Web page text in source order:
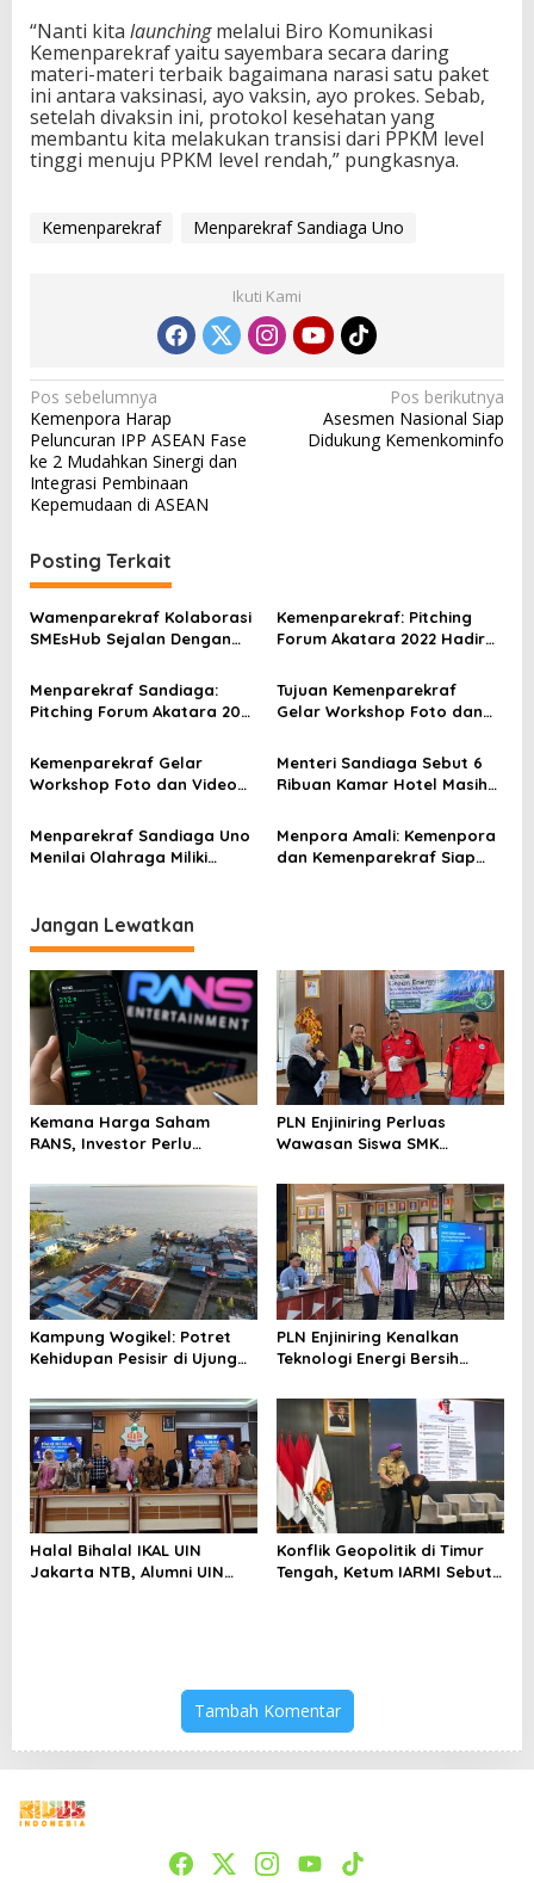
“Nanti kita launchingmelalui Biro Komunikasi
Kemenparekraf yaitu sayembara secara daring
materi-materi terbaik bagaimana narasi satu paket
ini antara vaksinasi, ayo vaksin, ayo prokes. Sebab,
setelah divaksin ini, protokol kesehatan yang
membantu kita melakukan transisi dari PPKM level
tinggi menuju PPKM level rendah,” pungkasnya.
Kemenparekraf Menparekraf Sandiaga Uno
Ikuti Kami
N
a
v
i
a
s
i
o
Pos sebelumnya
Kemenpora Harap
Peluncuran IPP ASEAN Fase
ke 2 Mudahkan Sinergi dan
Integrasi Pembinaan
Kepemudaan di ASEAN
Pos berikutnya
Asesmen Nasional Siap
Didukung Kemenkominfo
Posting Terkait
Wamenparekraf Kolaborasi
SMEsHub Sejalan Dengan
Kemenparekraf: Pitching
Forum Akatara 2022 Hadir
Semakin Maju dan Berdaya
Saing
Menparekraf Sandiaga:
Pitching Forum Akatara 2022
Perfilman Indonesia
Tujuan Kemenparekraf
Gelar Workshop Foto dan
Kompetensi
Kemenparekraf Gelar
Workshop Foto dan Video
Publikasi Berkualitas
Menteri Sandiaga Sebut 6
Ribuan Kamar Hotel Masih
Menparekraf Sandiaga Uno
Menilai Olahraga Miliki
Menpora Amali: Kemenpora
dan Kemenparekraf Siap
Jangan Lewatkan
Kemana Harga Saham
RANS, Investor Perlu
Menghindari Spekulasi
Berlebihan
PLN Enjiniring Perluas
Wawasan Siswa SMK
Perubahan Iklim
Kampung Wogikel: Potret
Kehidupan Pesisir di Ujung
Bertahan di Tengah
Keterbatasan
PLN Enjiniring Kenalkan
Teknologi Energi Bersih
Halal Bihalal IKAL UIN
Jakarta NTB, Alumni UIN
Konflik Geopolitik di Timur
Tengah, Ketum IARMI Sebut
Tambah Komentar